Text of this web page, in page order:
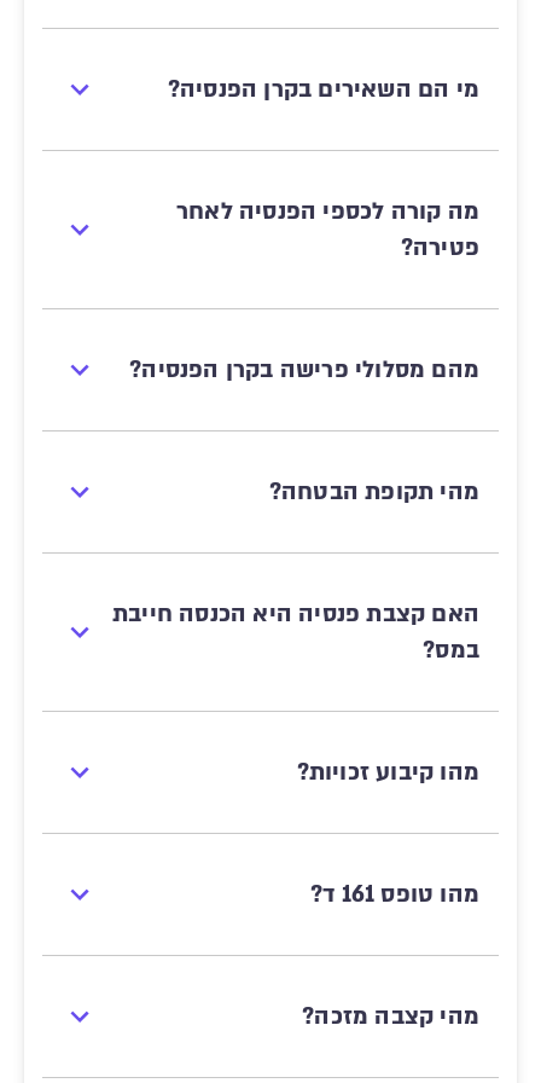
מי הם השאירים בקרן הפנסיה?
מה קורה לכספי הפנסיה לאחר
פטירה?
מהם מסלולי פרישה בקרן הפנסיה?
מהי תקופת הבטחה?
האם קצבת פנסיה היא הכנסה חייבת
במס?
מהו קיבוע זכויות?
מהו טופס 161 ד?
מהי קצבה מזכה?